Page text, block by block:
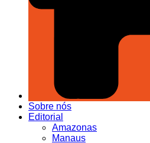
Sobre nós
Editorial
Amazonas
Manaus